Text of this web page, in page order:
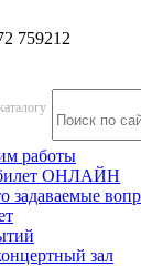
759212
работы
билет ОНЛАЙН
задаваемые
зал